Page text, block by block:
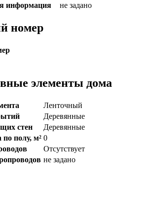
информация
не задано
номер
элементы дома
Ленточный
Деревянные
стен
Деревянные
полу, м² 0
Отсутствует
не задано